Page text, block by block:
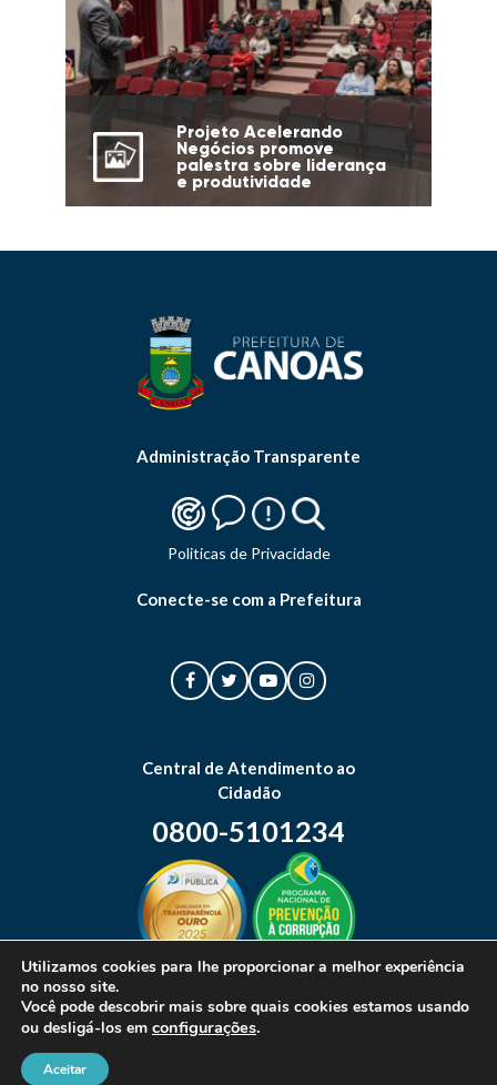
Projeto Acelerando
Negócios promove
palestra sobre liderança
e produtividade
Administração Transparente
Politicas de Privacidade
Conecte-se com a Prefeitura
Central de Atendimento ao
Cidadão
0800-5101234
Utilizamos cookies para lhe proporcionar a melhor experiência
no nosso site.
Você pode descobrir mais sobre quais cookies estamos usando
ou desligá-los em configurações.
Aceitar